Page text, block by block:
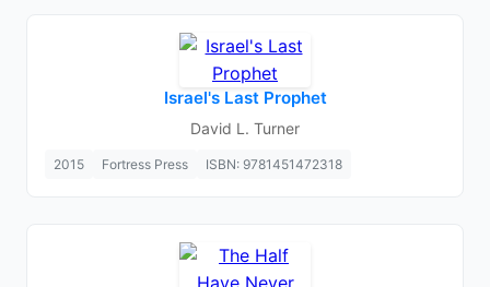
Israel's Last Prophet
David L. Turner
2015 Fortress Press ISBN: 9781451472318